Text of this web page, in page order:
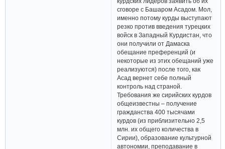
сговоре с Башаром Асадом. Мол,
именно потому курды выступают
резко против введения турецких
войск в Западный Курдистан, что
они получили от Дамаска
обещание преференций (и
некоторые из этих обещаний уже
реализуются) после того, как
Асад вернет себе полный
контроль над страной.
Требования же сирийских курдов
общеизвестны – получение
гражданства 400 тысячами
курдов (из приблизительно 2,5
млн. их общего количества в
Сирии), образование культурной
автономии, преподавание в